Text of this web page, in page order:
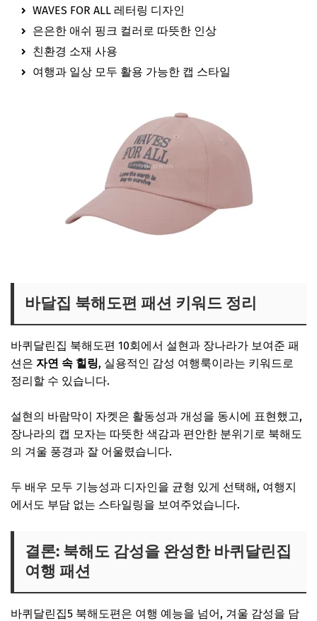
WAVES FOR ALL 레터링 디자인
은은한 애쉬 핑크 컬러로 따뜻한 인상
친환경 소재 사용
여행과 일상 모두 활용 가능한 캡 스타일
바달집 북해도편 패션 키워드 정리
바퀴달린집 북해도편 10회에서 설현과 장나라가 보여준 패
션은 자연 속 힐링, 실용적인 감성 여행룩이라는 키워드로
정리할 수 있습니다.
설현의 바람막이 자켓은 활동성과 개성을 동시에 표현했고,
장나라의 캡 모자는 따뜻한 색감과 편안한 분위기로 북해도
의 겨울 풍경과 잘 어울렸습니다.
두 배우 모두 기능성과 디자인을 균형 있게 선택해, 여행지
에서도 부담 없는 스타일링을 보여주었습니다.
결론: 북해도 감성을 완성한 바퀴달린집
여행 패션
바퀴달린집5 북해도편은 여행 예능을 넘어, 겨울 감성을 담